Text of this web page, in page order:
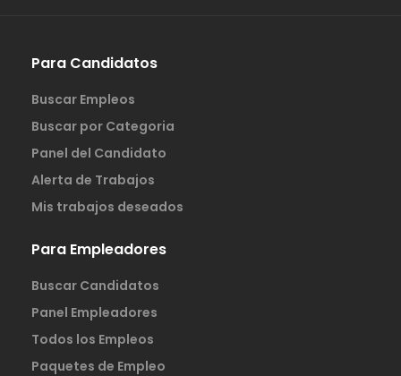
Para Candidatos
Buscar Empleos
Buscar por Categoria
Panel del Candidato
Alerta de Trabajos
Mis trabajos deseados
Para Empleadores
Buscar Candidatos
Panel Empleadores
Todos los Empleos
Paquetes de Empleo